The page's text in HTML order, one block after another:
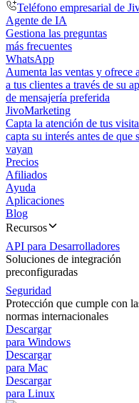
Teléfono empresarial de
Agente de IA
Gestiona las preguntas
más frecuentes
WhatsApp
Aumenta las ventas y ofrece
a tus clientes a través de su
de mensajería preferida
JivoMarketing
Capta la atención de tus
capta su interés antes de que
vayan
Precios
Afiliados
Ayuda
Aplicaciones
Blog
Recursos
API para Desarrolladores
Soluciones de integración
preconfiguradas
Seguridad
Protección que cumple con
normas internacionales
Descargar
para Windows
Descargar
para Mac
Descargar
para Linux